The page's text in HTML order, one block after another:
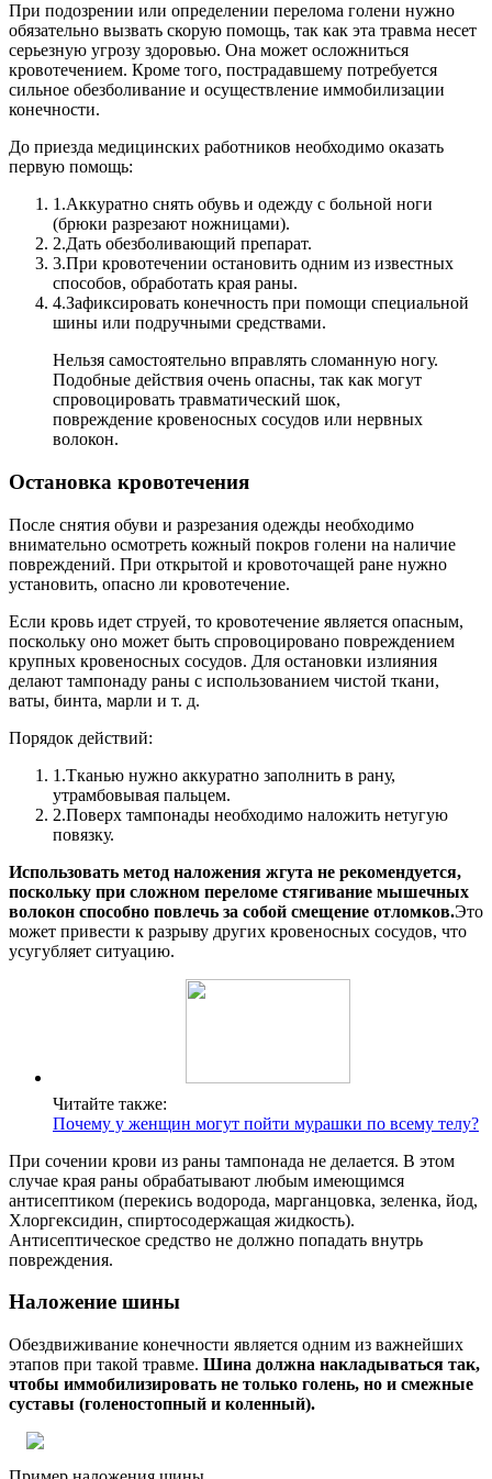
При подозрении или определении перелома голени нужно
обязательно вызвать скорую помощь, так как эта травма несет
серьезную угрозу здоровью. Она может осложниться
кровотечением. Кроме того, пострадавшему потребуется
сильное обезболивание и осуществление иммобилизации
конечности.
До приезда медицинских работников необходимо оказать
первую помощь:
1.Аккуратно снять обувь и одежду с больной ноги
(брюки разрезают ножницами).
2.Дать обезболивающий препарат.
3.При кровотечении остановить одним из известных
способов, обработать края раны.
4.Зафиксировать конечность при помощи специальной
шины или подручными средствами.
Нельзя самостоятельно вправлять сломанную ногу.
Подобные действия очень опасны, так как могут
спровоцировать травматический шок,
повреждение кровеносных сосудов или нервных
волокон.
Остановка кровотечения
После снятия обуви и разрезания одежды необходимо
внимательно осмотреть кожный покров голени на наличие
повреждений. При открытой и кровоточащей ране нужно
установить, опасно ли кровотечение.
Если кровь идет струей, то кровотечение является опасным,
поскольку оно может быть спровоцировано повреждением
крупных кровеносных сосудов. Для остановки излияния
делают тампонаду раны с использованием чистой ткани,
ваты, бинта, марли и т. д.
Порядок действий:
1.Тканью нужно аккуратно заполнить в рану,
утрамбовывая пальцем.
2.Поверх тампонады необходимо наложить нетугую
повязку.
Использовать метод наложения жгута не рекомендуется,
поскольку при сложном переломе стягивание мышечных
волокон способно повлечь за собой смещение отломков.Это
может привести к разрыву других кровеносных сосудов, что
усугубляет ситуацию.
Читайте также:
Почему у женщин могут пойти мурашки по всему телу?
При сочении крови из раны тампонада не делается. В этом
случае края раны обрабатывают любым имеющимся
антисептиком (перекись водорода, марганцовка, зеленка, йод,
Хлоргексидин, спиртосодержащая жидкость).
Антисептическое средство не должно попадать внутрь
повреждения.
Наложение шины
Обездвиживание конечности является одним из важнейших
этапов при такой травме. Шина должна накладываться так,
чтобы иммобилизировать не только голень, но и смежные
суставы (голеностопный и коленный).